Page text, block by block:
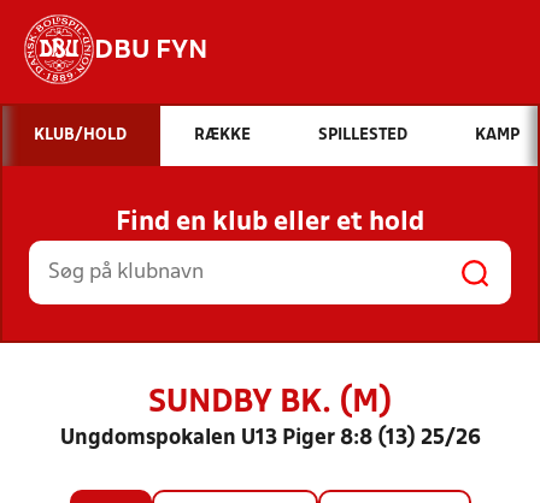
DBU FYN
Hvad vil du søge efter?
INDHOLD OG NYHEDER
STILLINGER, RESULTATER, KLUBBER OG
HOLD
KLUB/HOLD RÆKKE SPILLESTED KAMP
Find en klub eller et hold
SUNDBY BK. (M)
Ungdomspokalen U13 Piger 8:8 (13) 25/26